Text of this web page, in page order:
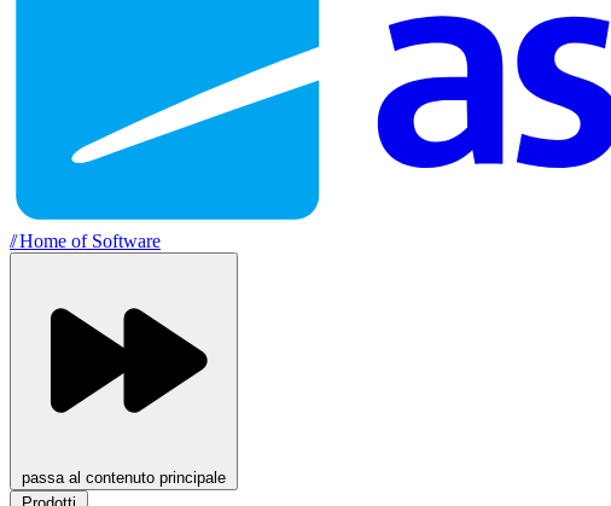
//Home of Software
passa al contenuto principale